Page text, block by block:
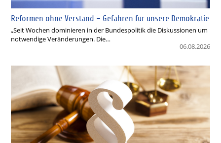
Reformen ohne Verstand – Gefahren für unsere Demokratie
„Seit Wochen dominieren in der Bundespolitik die Diskussionen um
notwendige Veränderungen. Die…
06.08.2026